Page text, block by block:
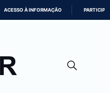
CONTEÚDO
ACESSO À INFORMAÇÃO PARTICIPE